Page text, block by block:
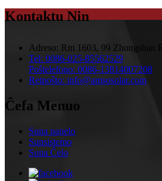
Kontaktu Nin
Adreso: Rm 1603, 99 Zhongshan
Tel: 0086-025-85562529
Poŝtelefono: 0086-13814007208
Retpoŝto: info@amsosolar.com
Ĉefa Menuo
Suna panelo
Sunsistemo
Suna Ĉelo